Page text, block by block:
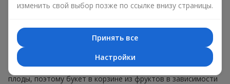
Тематические фруктовые
композиции для праздников
и сезонов
Каждое время года имеет свой характер и свои сезонные
плоды, поэтому букет в корзине из фруктов в зависимости
изменить свой выбор позже по ссылке внизу страницы.
Принять все
Настройки